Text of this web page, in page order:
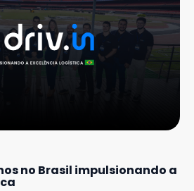
no Brasil impulsionando a